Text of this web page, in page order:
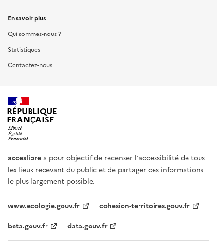
En savoir plus
Qui sommes-nous ?
Statistiques
Contactez-nous
RÉPUBLIQUE
FRANÇAISE
acceslibre a pour objectif de recenser l'accessibilité de tous
les lieux recevant du public et de partager ces informations
le plus largement possible.
www.ecologie.gouv.fr
cohesion-territoires.gouv.fr
beta.gouv.fr
data.gouv.fr